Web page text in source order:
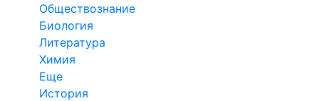
Обществознание
Биология
Литература
Химия
Еще
История